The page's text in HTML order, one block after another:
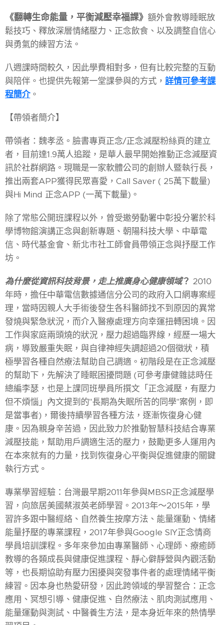
《翻轉生命能量，平衡減壓幸福課》 額外會教導睡眠放
鬆技巧、釋放深層情緒壓力、正念飲食、以及調整自信心
與勇氣的練習方法。
八週課時間較久，因此學費相對多，但有比較完整的互動
與陪伴。也提供先報第一堂課參與的方式， 詳情可參考課
程簡介。
【帶領者簡介】
帶領者：魏孝丞。臉書專頁正念/正念減壓粉絲頁的建立
者，目前達1.9萬人追蹤，是華人最早開始推動正念減壓資
訊於社群網路。現職是一家軟體公司的創辦人暨執行長，
推出兩套APP獲得民眾喜愛，Call Saver ( 25萬下載量)
與Hi Mind 正念APP (一萬下載量)。
除了常態公開班課程以外，曾受邀勞動署中彰投分署於科
學博物館演講正念與創新專題、朝陽科技大學、中華電
信、時代基金會、新北市社工師會員帶領正念與抒壓工作
坊。
為什麼從資訊科技背景，走上推廣身心健康領域？ 2010
年時，擔任中華電信數據通信分公司的政府入口網專案經
理，當時因親人大手術後發生各科醫師找不到原因的異常
發燒與緊急狀況，而介入醫療處理方向幸運扭轉困境。因
工作與家庭兩頭燒的狀況，壓力超過臨界線，經歷一場大
病，導致嚴重失眠，與自律神經失調超過20個徵狀，積
極學習各種自然療法幫助自己調適。初階段是在正念減壓
的幫助下，先解決了睡眠困擾問題 (可參考康健雜誌時任
總編李瑟，也是上課同班學員所撰文「正念減壓，有壓力
但不煩惱」內文提到的"長期為失眠所苦的同學"案例，即
是當事者)，爾後持續學習各種方法，逐漸恢復身心健
康。因為親身辛苦過，因此致力於推動智慧科技結合專業
減壓技能，幫助用戶調適生活的壓力，鼓勵更多人運用內
在本來就有的力量，找到恢復身心平衡與促進健康的關鍵
執行方式。
專業學習經驗：台灣最早期2011年參與MBSR正念減壓學
習，向旅居美國蔡淑英老師學習。2013年～2015年，學
習許多跟中醫經絡、自然養生按摩方法、能量運動、情緒
能量抒壓的專業課程，2017年參與Google SIY正念情商
學員培訓課程。多年來參加由專業醫師、心理師、療癒師
教導的各類成長與健康促進課程、靜心僻靜營與內觀活動
等，也長期協助有壓力困擾與突發事件者的處理情緒平衡
練習。因本身也熱愛研發，因此跨領域的學習整合：正念
應用、冥想引導、健康促進、自然療法、肌肉測試應用、
能量運動與測試、中醫養生方法，是本身近年來的熱情學